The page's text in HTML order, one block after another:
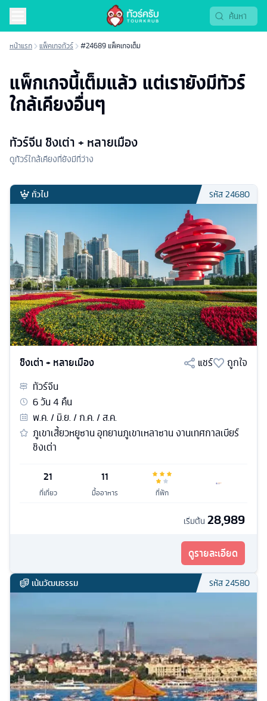
หน้าแรก แพ็คเกจทัวร์ #24689 แพ็คเกจเต็ม
แพ็กเกจนี้เต็มแล้ว แต่เรายังมีทัวร์
ใกล้เคียงอื่นๆ
ทัวร์จีน ชิงเต่า + หลายเมือง
ดูทัวร์ใกล้เคียงที่ยังมีที่ว่าง
ทั่วไป รหัส24680
ชิงเต่า + หลายเมือง แชร์
ถูกใจ
ทัวร์จีน
6วัน4 คืน
พ.ค. / มิ.ย. / ก.ค. / ส.ค.
ภูเขาเสี้ยวหยูซาน อุทยานภูเขาเหลาซาน งานเทศกาลเบียร์
ชิงเต่า
21
ที่เที่ยว
11
มื้ออาหาร ที่พัก
เริ่มต้น 28,989
ดูรายละเอียด
เน้นวัฒนธรรม รหัส24580